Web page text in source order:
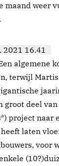
maand weer
2021 16.41
algemene
terwijl
groot deel
project naar
laten
voor